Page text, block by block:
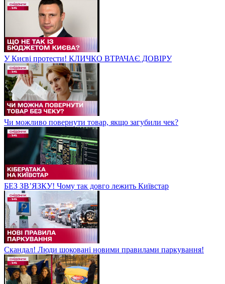
У Києві протести! КЛИЧКО ВТРАЧАЄ ДОВІРУ
Чи можливо повернути товар, якщо загубили чек?
БЕЗ ЗВʼЯЗКУ! Чому так довго лежить Київстар
Скандал! Люди шоковані новими правилами паркування!